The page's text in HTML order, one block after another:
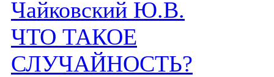
Чайковский Ю.В.
ЧТО ТАКОЕ
СЛУЧАЙНОСТЬ?